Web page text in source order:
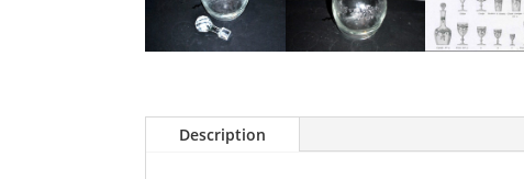
Description